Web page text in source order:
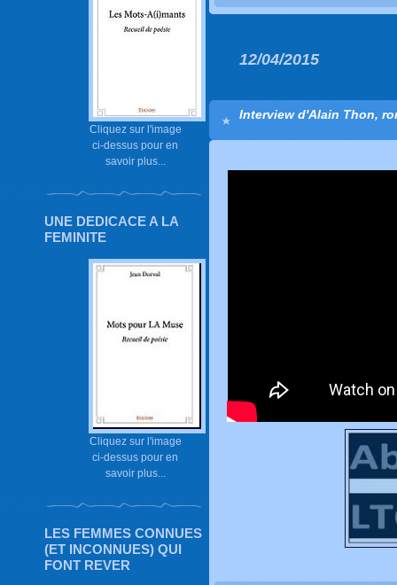
Cliquez sur l'image
ci-dessus pour en
savoir plus...
UNE DEDICACE A LA
FEMINITE
Cliquez sur l'image
ci-dessus pour en
savoir plus...
LES FEMMES CONNUES
(ET INCONNUES) QUI
FONT REVER
12/04/2015
Interview d'Alain Thon,